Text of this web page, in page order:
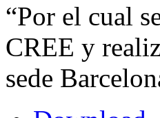
“Por el cual
CREE y
sede